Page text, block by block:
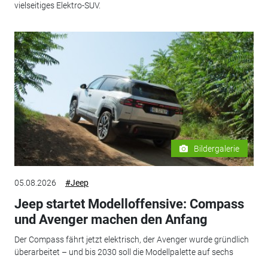
vielseitiges Elektro-SUV.
Bildergalerie
05.08.2026 #Jeep
Jeep startet Modelloffensive: Compass
und Avenger machen den Anfang
Der Compass fährt jetzt elektrisch, der Avenger wurde gründlich
überarbeitet – und bis 2030 soll die Modellpalette auf sechs